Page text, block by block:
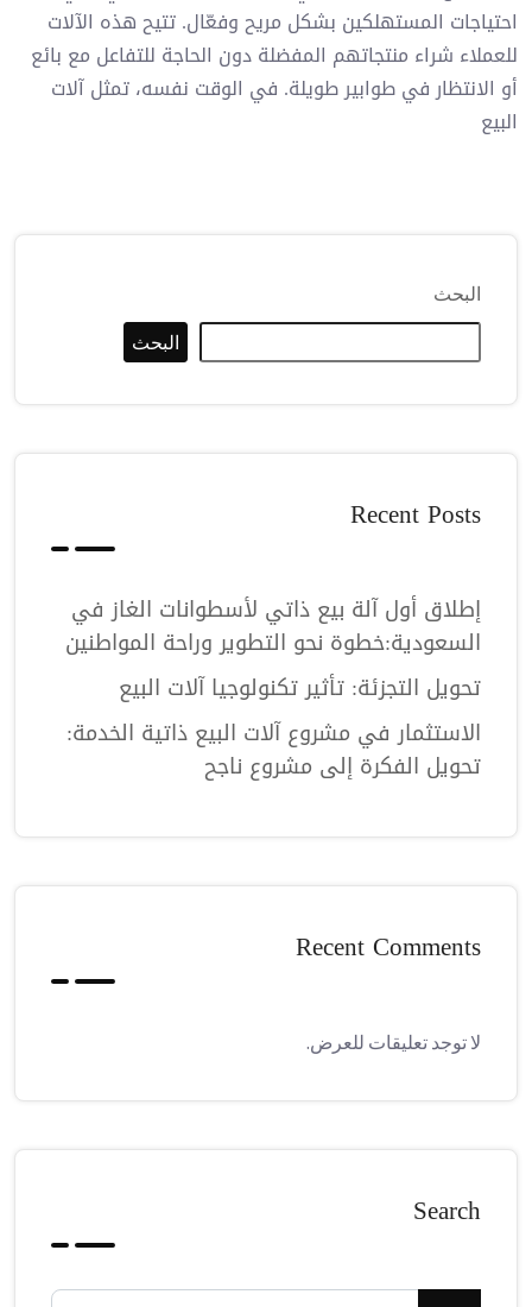
احتياجات المستهلكين بشكل مريح وفعّال. تتيح هذه الآلات
للعملاء شراء منتجاتهم المفضلة دون الحاجة للتفاعل مع بائع
أو الانتظار في طوابير طويلة. في الوقت نفسه، تمثل آلات
البيع
البحث
البحث
Recent Posts
إطلاق أول آلة بيع ذاتي لأسطوانات الغاز في
السعودية:خطوة نحو التطوير وراحة المواطنين
تحويل التجزئة: تأثير تكنولوجيا آلات البيع
الاستثمار في مشروع آلات البيع ذاتية الخدمة:
تحويل الفكرة إلى مشروع ناجح
Recent Comments
لا توجد تعليقات للعرض.
Search